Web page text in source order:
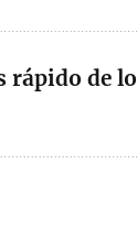
rápido de lo